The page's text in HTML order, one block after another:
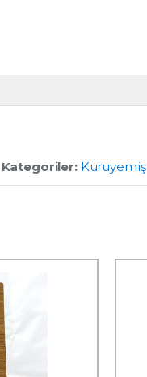
Kategoriler: Kuruyemiş